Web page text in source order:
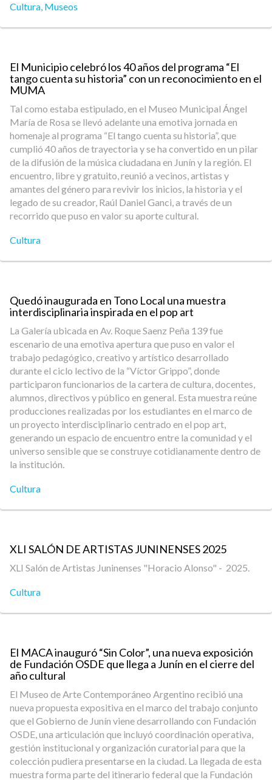
Cultura, Museos
El Municipio celebró los 40 años del programa “El
tango cuenta su historia” con un reconocimiento en el
MUMA
Tal como estaba estipulado, en el Museo Municipal Ángel
María de Rosa se llevó adelante una emotiva jornada en
homenaje al programa “El tango cuenta su historia”, que
cumplió 40 años de trayectoria y se ha convertido en un pilar
de la difusión de la música ciudadana en Junín y la región. El
encuentro, libre y gratuito, reunió a vecinos, artistas y
amantes del género para revivir los inicios, la historia y el
legado de su creador, Raúl Daniel Ganci, a través de un
recorrido que puso en valor su aporte cultural.
Cultura
Quedó inaugurada en Tono Local una muestra
interdisciplinaria inspirada en el pop art
La Galería ubicada en Av. Roque Saenz Peña 139 fue
escenario de una emotiva apertura que puso en valor el
trabajo pedagógico, creativo y artístico desarrollado
durante el ciclo lectivo de la “Víctor Grippo”, donde
participaron funcionarios de la cartera de cultura, docentes,
alumnos, directivos y público en general. Esta muestra reúne
producciones realizadas por los estudiantes en el marco de
un proyecto interdisciplinario centrado en el pop art,
generando un espacio de encuentro entre la comunidad y el
universo sensible que se construye cotidianamente dentro de
la institución.
Cultura
XLI SALÓN DE ARTISTAS JUNINENSES 2025
XLI Salón de Artistas Juninenses "Horacio Alonso" - 2025.
Cultura
El MACA inauguró “Sin Color”, una nueva exposición
de Fundación OSDE que llega a Junín en el cierre del
año cultural
El Museo de Arte Contemporáneo Argentino recibió una
nueva propuesta expositiva en el marco del trabajo conjunto
que el Gobierno de Junín viene desarrollando con Fundación
OSDE, una articulación que incluyó coordinación operativa,
gestión institucional y organización curatorial para que la
colección pudiera presentarse en la ciudad. La llegada de esta
muestra forma parte del itinerario federal que la Fundación